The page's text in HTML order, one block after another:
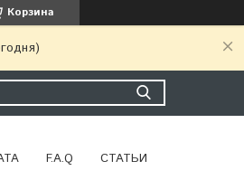
Корзина
F.A.Q СТАТЬИ